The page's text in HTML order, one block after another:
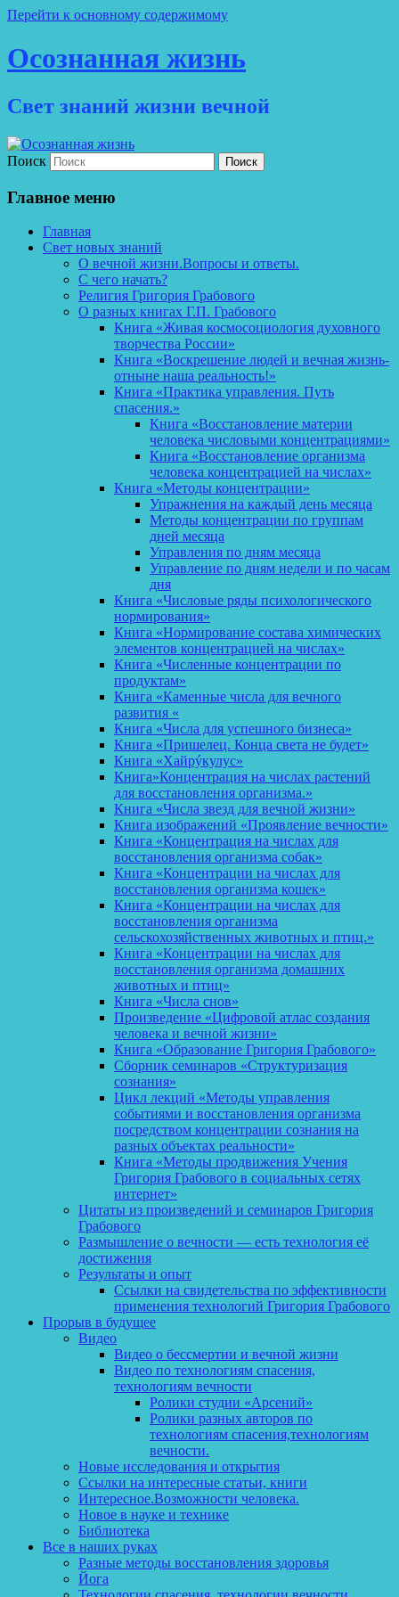
Перейти к основному содержимому
Осознанная жизнь
Свет знаний жизни вечной
Поиск
Главное меню
Главная
Свет новых знаний
О вечной жизни.Вопросы и ответы.
С чего начать?
Религия Григория Грабового
О разных книгах Г.П. Грабового
Книга «Живая космосоциология духовного
творчества России»
Книга «Воскрешение людей и вечная жизнь-
отныне наша реальность!»
Книга «Практика управления. Путь
спасения.»
Книга «Восстановление материи
человека числовыми концентрациями»
Книга «Восстановление организма
человека концентрацией на числах»
Книга «Методы концентрации»
Упражнения на каждый день месяца
Методы концентрации по группам
дней месяца
Управления по дням месяца
Управление по дням недели и по часам
дня
Книга «Числовые ряды психологического
нормирования»
Книга «Нормирование состава химических
элементов концентрацией на числах»
Книга «Численные концентрации по
продуктам»
Книга «Каменные числа для вечного
развития «
Книга «Числа для успешного бизнеса»
Книга «Пришелец. Конца света не будет»
Книга «Хайрýкулус»
Книга»Концентрация на числах растений
для восстановления организма.»
Книга «Числа звезд для вечной жизни»
Книга изображений «Проявление вечности»
Книга «Концентрация на числах для
восстановления организма собак»
Книга «Концентрации на числах для
восстановления организма кошек»
Книга «Концентрации на числах для
восстановления организма
сельскохозяйственных животных и птиц.»
Книга «Концентрации на числах для
восстановления организма домашних
животных и птиц»
Книга «Числа снов»
Произведение «Цифровой атлас создания
человека и вечной жизни»
Книга «Образование Григория Грабового»
Сборник семинаров «Структуризация
сознания»
Цикл лекций «Методы управления
событиями и восстановления организма
посредством концентрации сознания на
разных объектах реальности»
Книга «Методы продвижения Учения
Григория Грабового в социальных сетях
интернет»
Цитаты из произведений и семинаров Григория
Грабового
Размышление о вечности — есть технология её
достижения
Результаты и опыт
Ссылки на свидетельства по эффективности
применения технологий Григория Грабового
Прорыв в будущее
Видео
Видео о бессмертии и вечной жизни
Видео по технологиям спасения,
технологиям вечности
Ролики студии «Арсений»
Ролики разных авторов по
технологиям спасения,технологиям
вечности.
Новые исследования и открытия
Ссылки на интересные статьи, книги
Интересное.Возможности человека.
Новое в науке и технике
Библиотека
Все в наших руках
Разные методы восстановления здоровья
Йога